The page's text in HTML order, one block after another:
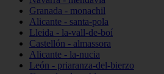
Granada - monachil
Alicante - santa-pola
Lleida - la-vall-de-boí
Castellón - almassora
Alicante - la-nucia
León - priaranza-del-bierzo